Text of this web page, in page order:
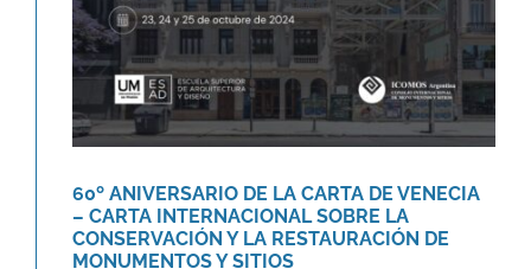
Agenda Novedades
60º ANIVERSARIO DE LA CARTA DE VENECIA
– CARTA INTERNACIONAL SOBRE LA
CONSERVACIÓN Y LA RESTAURACIÓN DE
MONUMENTOS Y SITIOS